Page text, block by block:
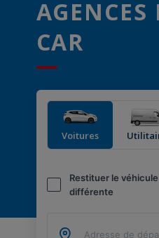
AGENCES
CAR
Voitures
Restituer le
différente